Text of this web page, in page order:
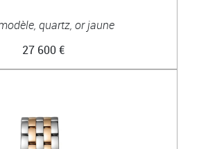
quartz, or jaune
27 600 €